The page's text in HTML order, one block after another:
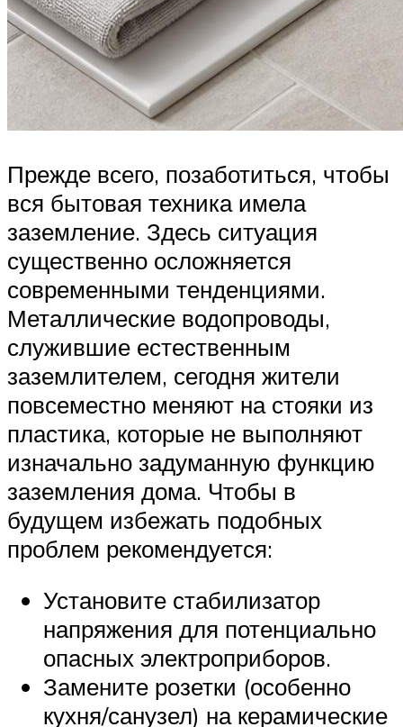
Прежде всего, позаботиться, чтобы
вся бытовая техника имела
заземление. Здесь ситуация
существенно осложняется
современными тенденциями.
Металлические водопроводы,
служившие естественным
заземлителем, сегодня жители
повсеместно меняют на стояки из
пластика, которые не выполняют
изначально задуманную функцию
заземления дома. Чтобы в
будущем избежать подобных
проблем рекомендуется:
Установите стабилизатор
напряжения для потенциально
опасных электроприборов.
Замените розетки (особенно
кухня/санузел) на керамические